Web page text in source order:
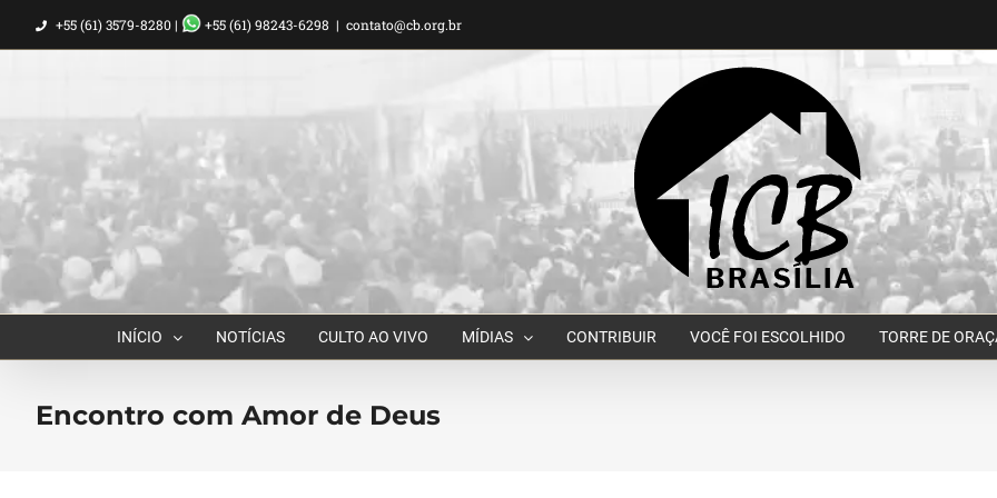
para
+55 (61) 3579-8280 | +55 (61) 98243-6298 | contato@cb.org.br
INÍCIO NOTÍCIAS CULTO AO VIVO MÍDIAS CONTRIBUIR VOCÊ FOI ESCOLHIDO TORRE DE
Encontro com Amor de Deus